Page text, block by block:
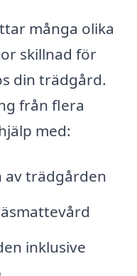
många olika
skillnad för
din trädgård.
från flera
med:
av trädgården
inklusive